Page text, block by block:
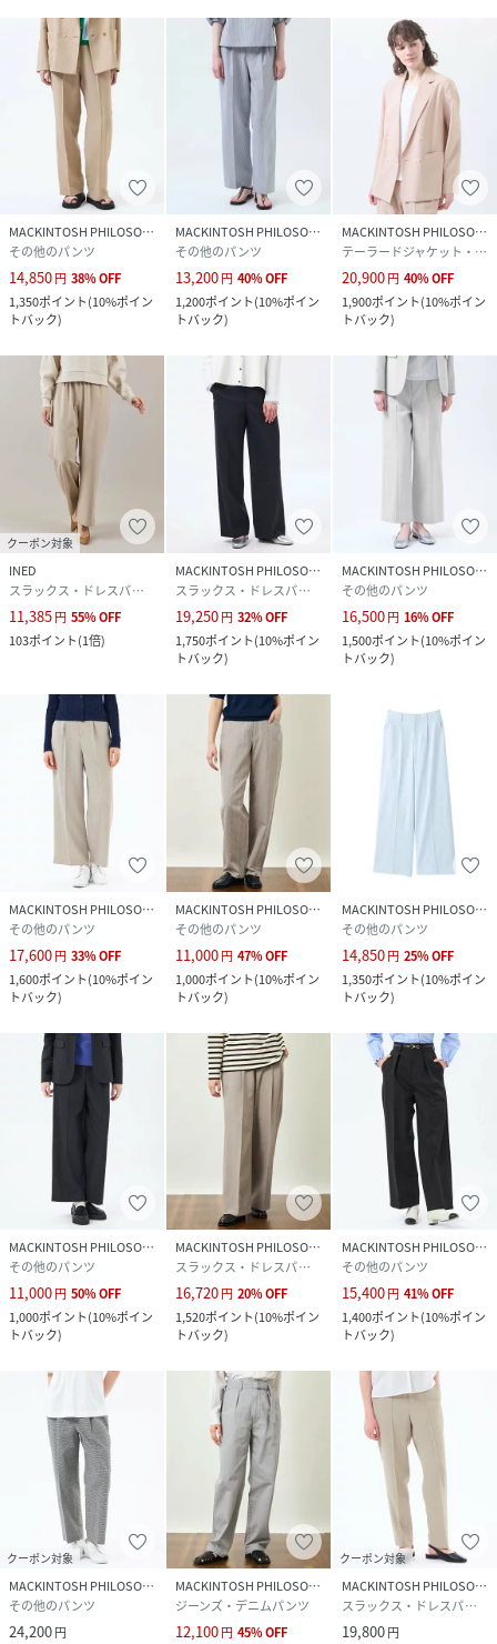
H5R16771---12-34 RX1943
MACKINTOSH PHILOSOPHY
その他のパンツ
14,850円 38%OFF
1,350ポイント(10%ポイン
トバック)
MACKINTOSH PHILOSOPHY
その他のパンツ
13,200円 40%OFF
1,200ポイント(10%ポイン
トバック)
MACKINTOSH PHILOSOPHY
テーラードジャケット・ブレザー
20,900円 40%OFF
1,900ポイント(10%ポイン
トバック)
クーポン対象
INED
スラックス・ドレスパンツ
11,385円 55%OFF
103ポイント(1倍)
MACKINTOSH PHILOSOPHY
スラックス・ドレスパンツ
19,250円 32%OFF
1,750ポイント(10%ポイン
トバック)
MACKINTOSH PHILOSOPHY
その他のパンツ
16,500円 16%OFF
1,500ポイント(10%ポイン
トバック)
MACKINTOSH PHILOSOPHY
その他のパンツ
17,600円 33%OFF
1,600ポイント(10%ポイン
トバック)
MACKINTOSH PHILOSOPHY
その他のパンツ
11,000円 47%OFF
1,000ポイント(10%ポイン
トバック)
MACKINTOSH PHILOSOPHY
その他のパンツ
14,850円 25%OFF
1,350ポイント(10%ポイン
トバック)
MACKINTOSH PHILOSOPHY
その他のパンツ
11,000円 50%OFF
1,000ポイント(10%ポイン
トバック)
MACKINTOSH PHILOSOPHY
スラックス・ドレスパンツ
16,720円 20%OFF
1,520ポイント(10%ポイン
トバック)
MACKINTOSH PHILOSOPHY
その他のパンツ
15,400円 41%OFF
1,400ポイント(10%ポイン
トバック)
クーポン対象
MACKINTOSH PHILOSOPHY
その他のパンツ
24,200円
MACKINTOSH PHILOSOPHY
ジーンズ・デニムパンツ
12,100円 45%OFF
クーポン対象
MACKINTOSH PHILOSOPHY
スラックス・ドレスパンツ
19,800円